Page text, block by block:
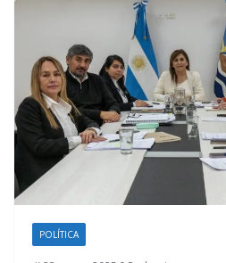
POLÍTICA